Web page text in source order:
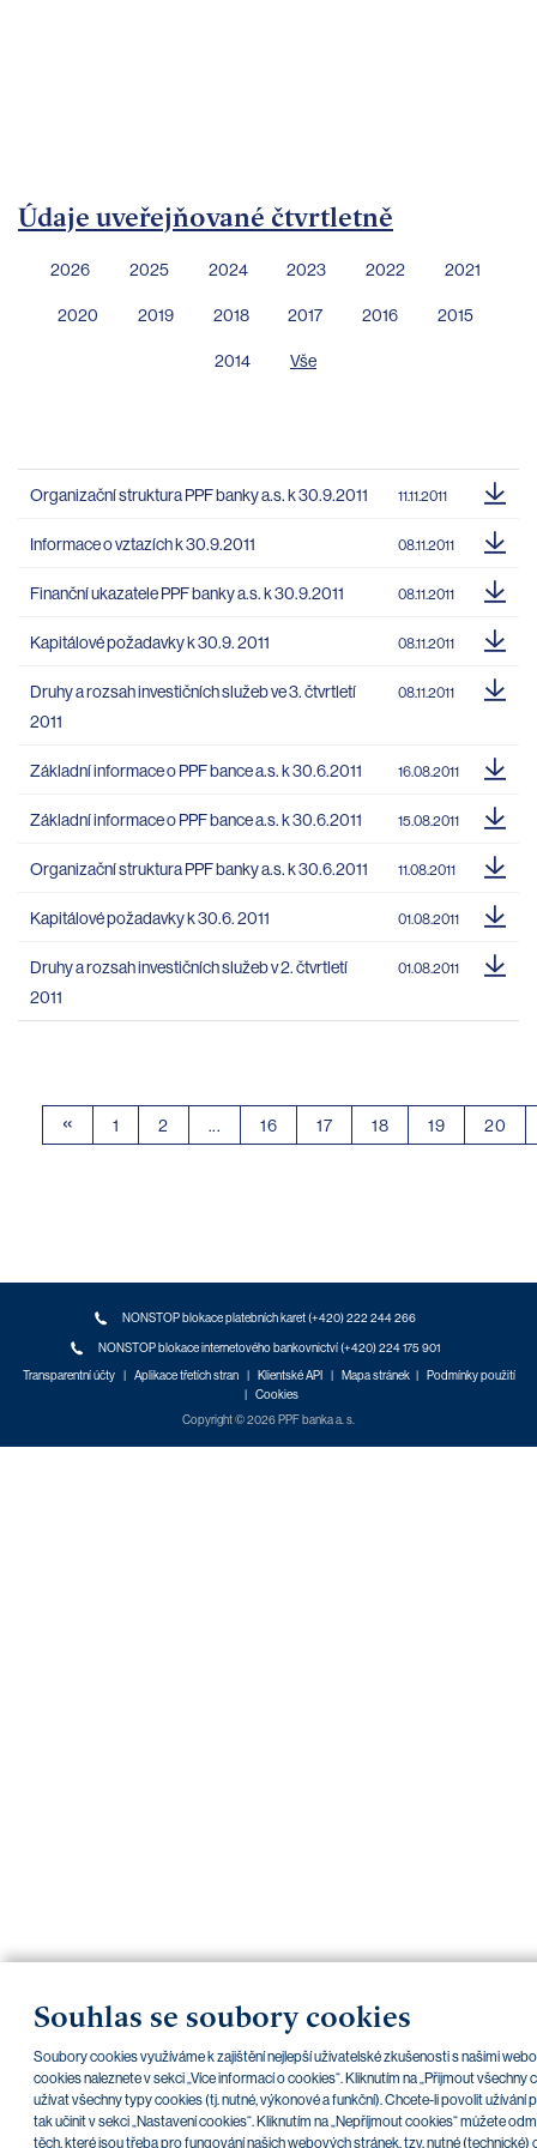
Souhlas se soubory cookies
Soubory cookies využíváme k zajištění nejlepší uživatelské zkušenosti s našimi
cookies naleznete v sekci „Více informací o cookies“. Kliknutím na „Přijmout všechny
užívat všechny typy cookies (tj. nutné, výkonové a funkční). Chcete-li povolit užívání
tak učinit v sekci „Nastavení cookies“. Kliknutím na „Nepříjmout cookies“ můžete
těch, které jsou třeba pro fungování našich webových stránek, tzv. nutné (technické)
Údaje uveřejňované čtvrtletně
2026 2025 2024 2023 2022 2021
2020 2019 2018 2017 2016 2015
2014 Vše
Organizační struktura PPF banky a.s. k 30.9.2011 11.11.2011
Informace o vztazích k 30.9.2011 08.11.2011
Finanční ukazatele PPF banky a.s. k 30.9.2011 08.11.2011
Kapitálové požadavky k 30.9. 2011 08.11.2011
Druhy a rozsah investičních služeb ve 3. čtvrtletí
2011
08.11.2011
Základní informace o PPF bance a.s. k 30.6.2011 16.08.2011
Základní informace o PPF bance a.s. k 30.6.2011 15.08.2011
Organizační struktura PPF banky a.s. k 30.6.2011 11.08.2011
Kapitálové požadavky k 30.6. 2011 01.08.2011
Druhy a rozsah investičních služeb v 2. čtvrtletí
2011
01.08.2011
« 1 2 ... 16 17 18 19 20
NONSTOP blokace platebních karet (+420) 222 244 266
NONSTOP blokace internetového bankovnictví (+420) 224 175 901
Transparentní účty | Aplikace třetích stran | Klientské API | Mapa stránek |
Podmínky použití
|
Cookies
Copyright © 2026 PPF banka a. s.